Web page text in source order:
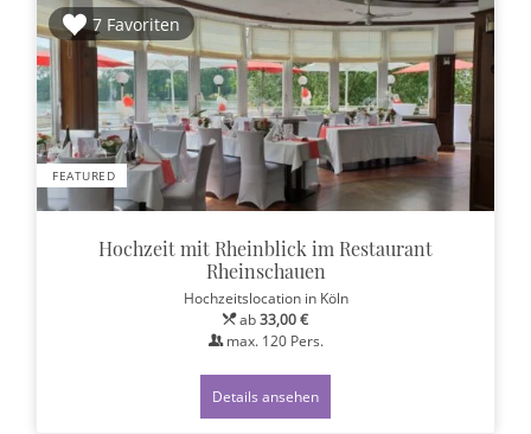
7 Favoriten
FEATURED
Hochzeit mit Rheinblick im Restaurant
Rheinschauen
Hochzeitslocation in Köln
ab33,00 €
max. 120Pers.
Details ansehen